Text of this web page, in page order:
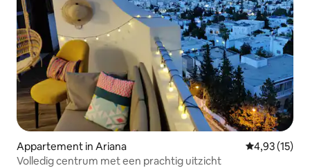
Appartement in Ariana Gemiddelde
4,93 (15)
Volledig centrum met een prachtig uitzicht